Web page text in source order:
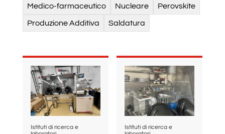
Medico-farmaceutico Nucleare Perovskite
Produzione Additiva Saldatura
Istituti di ricerca e
Istituti di ricerca e